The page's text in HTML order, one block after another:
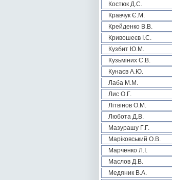
Костюк Д.С.
Кравчук Є.М.
Крейденко В.В.
Кривошеєв І.С.
Кузбит Ю.М.
Кузьміних С.В.
Кунаєв А.Ю.
Лаба М.М.
Лис О.Г.
Літвінов О.М.
Любота Д.В.
Мазурашу Г.Г.
Маріковський О.В.
Марченко Л.І.
Маслов Д.В.
Медяник В.А.